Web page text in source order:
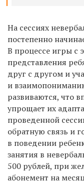
На сессиях
постепенно
В процессе игры с
представления
друг с другом и
и
развиваются, что
упрощает их
проведенной
обратную связь и
в поведении
занятия в
500 рублей, при
абонемент на